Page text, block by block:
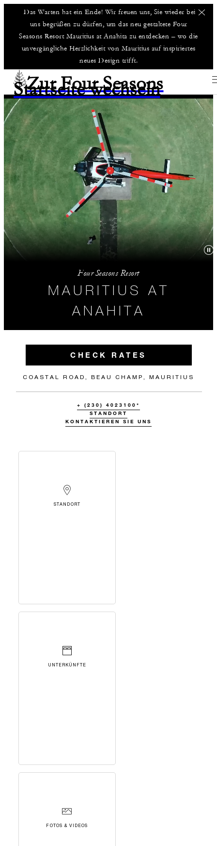
Das Warten hat ein Ende! Wir freuen uns, Sie wieder bei
uns begrüßen zu dürfen, um das neu gestaltete Four
Seasons Resort Mauritius at Anahita zu entdecken – wo die
unvergängliche Herzlichkeit von Mauritius auf inspiriertes
neues Design trifft.
Zur Four Seasons
Startseite wechseln
Four Seasons Resort
MAURITIUS AT
ANAHITA
CHECK RATES
COASTAL ROAD, BEAU CHAMP, MAURITIUS
+ (230) 4023100*
STANDORT
KONTAKTIEREN SIE UNS
STANDORT
UNTERKÜNFTE
FOTOS & VIDEOS